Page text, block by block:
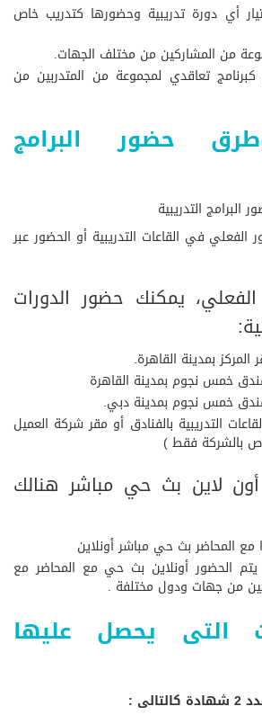
أي دورة تدريبية وحضورها كتدريب خاص
من المشاركين من مختلف الجهات.
كبرنامج تعاقدي لمجموعة من المتدربين من
حضور البرامج
البرامج التدريبية
الفعلي في القاعات التدريبية أو الحضور عبر
الفعلي، يمكنك حضور الدورات
بمدينة القاهرة.
خمس نجوم بمدينة القاهرة
خمس نجوم بمدينة دبي.
التدريبية بالفنادق أو مقر شركة العميل
بالشركة فقط )
أون لاين بث حي مباشر هنالك
المحاضر بث حي مباشر أونلاين
الحضور أونلاين بث حي مع المحاضر مع
من جهات ودول مختلفة .
التى يحصل عليها
: